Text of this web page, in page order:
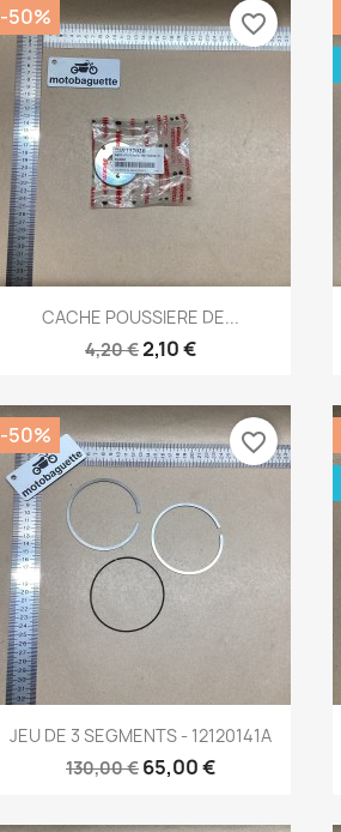
Aperçu rapide
CACHE POUSSIERE DE...
4,20 €2,10 €
-50% favorite_border
Aperçu rapide
JEU DE 3 SEGMENTS - 12120141A
130,00 € 65,00 €
-50% favorite_border